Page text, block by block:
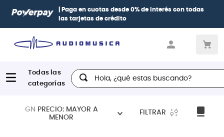
| Paga en cuotas desde 0% de interés con todas
las tarjetas de crédito
Hola, ¿qué estas buscando?
GN PRECIO: MAYOR A
MENOR
FILTRAR